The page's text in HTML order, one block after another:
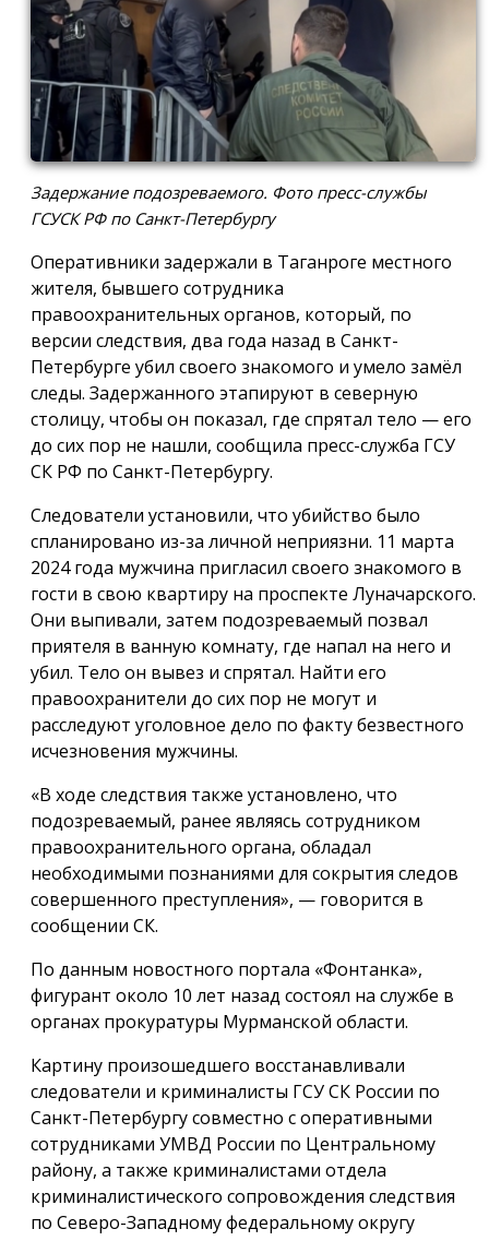
Задержание подозреваемого. Фото пресс-службы
ГСУСК РФ по Санкт-Петербургу
Оперативники задержали в Таганроге местного
жителя, бывшего сотрудника
правоохранительных органов, который, по
версии следствия, два года назад в Санкт-
Петербурге убил своего знакомого и умело замёл
следы. Задержанного этапируют в северную
столицу, чтобы он показал, где спрятал тело — его
до сих пор не нашли, сообщила пресс-служба ГСУ
СК РФ по Санкт-Петербургу.
Следователи установили, что убийство было
спланировано из-за личной неприязни. 11 марта
2024 года мужчина пригласил своего знакомого в
гости в свою квартиру на проспекте Луначарского.
Они выпивали, затем подозреваемый позвал
приятеля в ванную комнату, где напал на него и
убил. Тело он вывез и спрятал. Найти его
правоохранители до сих пор не могут и
расследуют уголовное дело по факту безвестного
исчезновения мужчины.
«В ходе следствия также установлено, что
подозреваемый, ранее являясь сотрудником
правоохранительного органа, обладал
необходимыми познаниями для сокрытия следов
совершенного преступления», — говорится в
сообщении СК.
По данным новостного портала «Фонтанка»,
фигурант около 10 лет назад состоял на службе в
органах прокуратуры Мурманской области.
Картину произошедшего восстанавливали
следователи и криминалисты ГСУ СК России по
Санкт-Петербургу совместно с оперативными
сотрудниками УМВД России по Центральному
району, а также криминалистами отдела
криминалистического сопровождения следствия
по Северо-Западному федеральному округу